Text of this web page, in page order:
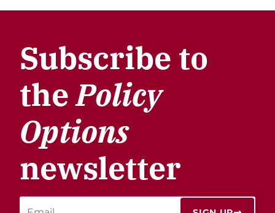
Subscribe to
thePolicy
Options
newsletter